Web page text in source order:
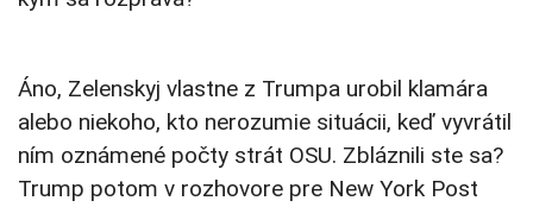
Áno, Zelenskyj vlastne z Trumpa urobil klamára
alebo niekoho, kto nerozumie situácii, keď vyvrátil
ním oznámené počty strát OSU. Zbláznili ste sa?
Trump potom v rozhovore pre New York Post